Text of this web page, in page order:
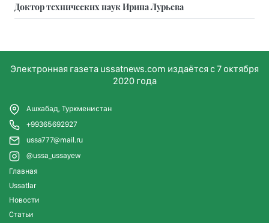
Доктор технических наук Ирина Лурьева
Электронная газета ussatnews.com издаётся с 7 октября
2020 года
Ашхабад, Туркменистан
+99365692927
ussa777@mail.ru
@ussa_ussayew
Главная
Ussatlar
Новости
Статьи